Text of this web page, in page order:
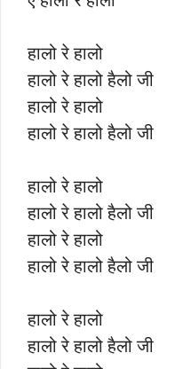
हालो रे हालो
हालो रे हालो हैलो जी
हालो रे हालो
हालो रे हालो हैलो जी
हालो रे हालो
हालो रे हालो हैलो जी
हालो रे हालो
हालो रे हालो हैलो जी
हालो रे हालो
हालो रे हालो हैलो जी